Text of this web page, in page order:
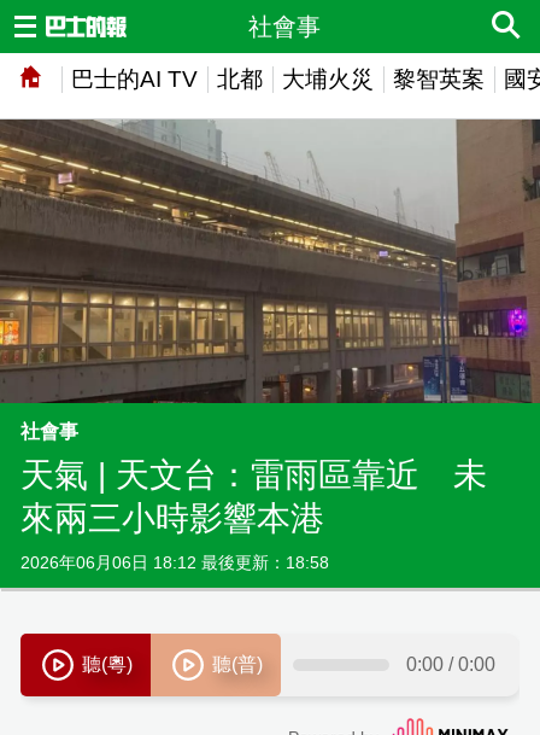
巴士的AI TV 北都 大埔火災 黎智英案 國
社會事
社會事
天氣 | 天文台：雷雨區靠近 未
來兩三小時影響本港
2026年06月06日 18:12 最後更新：18:58